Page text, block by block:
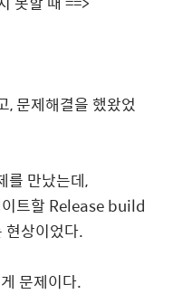
, 문제해결을 했왔었
를 만났는데,
트할 Release build
현상이었다.
문제이다.